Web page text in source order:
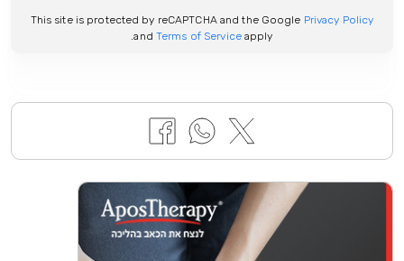
This site is protected by reCAPTCHA and the Google Privacy Policy
and Terms of Serviceapply.